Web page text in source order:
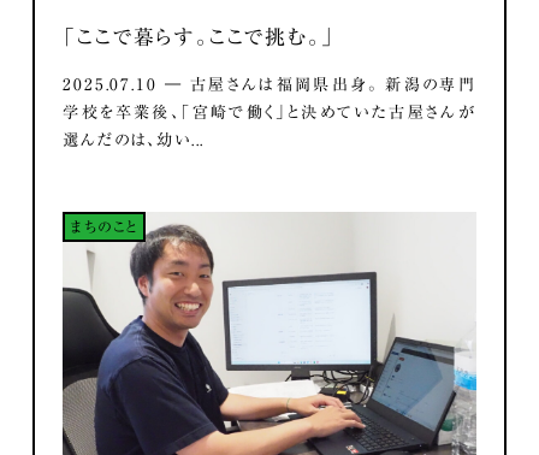
「ここで暮らす。ここで挑む。」
2025.07.10 ― 古屋さんは福岡県出身。 新潟の専門
学校を卒業後、「宮崎で働く」と決めていた古屋さんが
選んだのは、幼い...
まちのこと